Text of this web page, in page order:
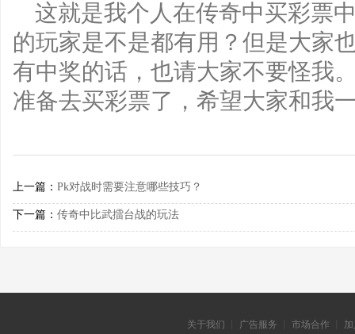
这就是我个人在传奇中买彩票
的玩家是不是都有用？但是大家
有中奖的话，也请大家不要怪我
准备去买彩票了，希望大家和我
上一篇： Pk对战时需要注意哪些技巧？
下一篇： 传奇中比武擂台战的玩法
关于我们 ┊ 广告服务 ┊ 市场合作 ┊